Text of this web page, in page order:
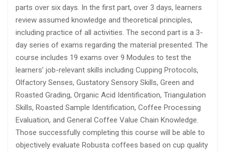
parts over six days. In the first part, over 3 days, learners
review assumed knowledge and theoretical principles,
including practice of all activities. The second part is a 3-
day series of exams regarding the material presented. The
course includes 19 exams over 9 Modules to test the
learners’ job-relevant skills including Cupping Protocols,
Olfactory Senses, Gustatory Sensory Skills, Green and
Roasted Grading, Organic Acid Identification, Triangulation
Skills, Roasted Sample Identification, Coffee Processing
Evaluation, and General Coffee Value Chain Knowledge.
Those successfully completing this course will be able to
objectively evaluate Robusta coffees based on cup quality